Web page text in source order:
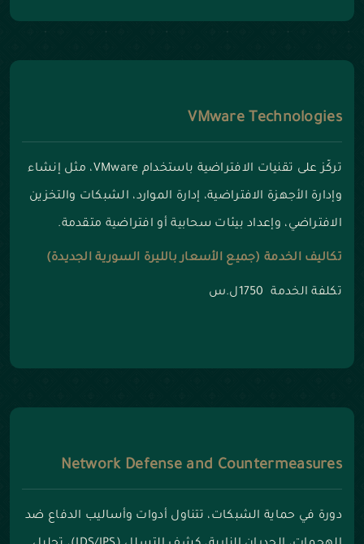
VMware Technologies
تركّز على تقنيات الافتراضية باستخدام VMware، مثل إنشاء
وإدارة الأجهزة الافتراضية، إدارة الموارد، الشبكات والتخزين
الافتراضي، وإعداد بيئات سحابية أو افتراضية متقدمة.
تكاليف الخدمة (جميع الأسعار بالليرة السورية الجديدة)
تكلفة الخدمة 1750ل.س
Network Defense and Countermeasures
دورة في حماية الشبكات، تتناول أدوات وأساليب الدفاع ضد